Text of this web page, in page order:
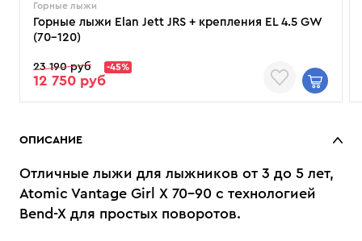
Горные лыжи
Горные лыжи Elan Jett JRS + крепления EL 4.5 GW
(70–120)
23 190 руб -45%
12 750 руб
ОПИСАНИЕ
Отличные лыжи для лыжников от 3 до 5 лет,
Atomic Vantage Girl X 70-90 с технологией
Bend-X для простых поворотов.